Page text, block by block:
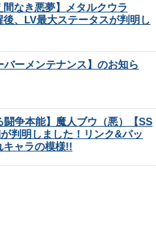
間なき悪夢】メタルクウラ
後、LV最大ステータスが判明し
ーメンテナンス】のお知ら
争本能】魔人ブウ（悪）【SS
判明しました！リンク&パッ
キャラの模様!!